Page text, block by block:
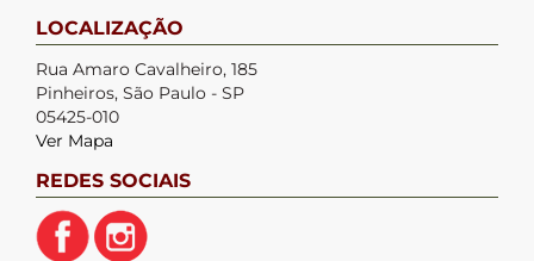
LOCALIZAÇÃO
Rua Amaro Cavalheiro, 185
Pinheiros, São Paulo - SP
05425-010
Ver Mapa
REDES SOCIAIS